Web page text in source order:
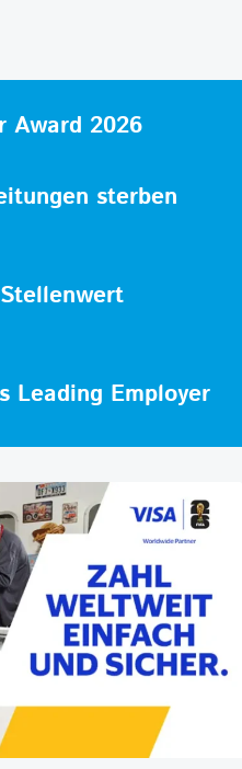
Award 2026
sterben
Leading Employer